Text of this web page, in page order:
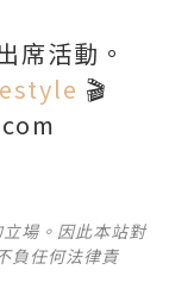
席活動。
🎬
場。因此本站對
負任何法律責